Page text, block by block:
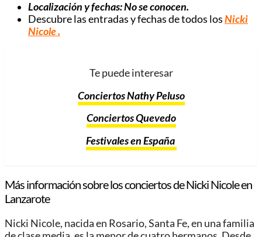
Localización y fechas: No se conocen.
Descubre las entradas y fechas de todos losNicki
Nicole.
Te puede interesar
Conciertos Nathy Peluso
Conciertos Quevedo
Festivales en España
Más información sobre los conciertos de Nicki Nicole en
Lanzarote
Nicki Nicole, nacida en Rosario, Santa Fe, en una familia